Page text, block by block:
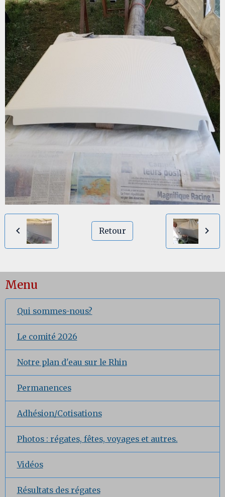
Retour
Menu
Qui sommes-nous?
Le comité 2026
Notre plan d'eau sur le Rhin
Permanences
Adhésion/Cotisations
Photos : régates, fêtes, voyages et autres.
Vidéos
Résultats des régates